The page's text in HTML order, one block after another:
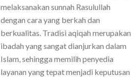
melaksanakan sunnah Rasulullah
dengan cara yang berkah dan
berkualitas. Tradisi aqiqah merupakan
ibadah yang sangat dianjurkan dalam
Islam, sehingga memilih penyedia
layanan yang tepat menjadi keputusan